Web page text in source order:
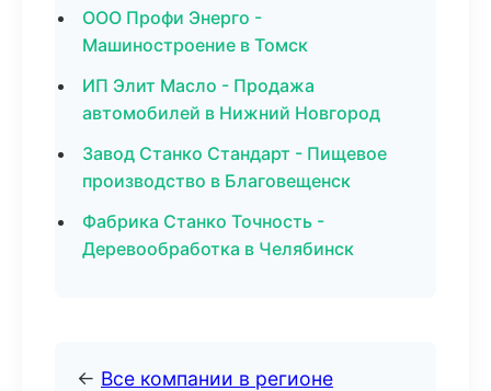
ООО Профи Энерго -
Машиностроение в Томск
ИП Элит Масло - Продажа
автомобилей в Нижний Новгород
Завод Станко Стандарт - Пищевое
производство в Благовещенск
Фабрика Станко Точность -
Деревообработка в Челябинск
← Все компании в регионе